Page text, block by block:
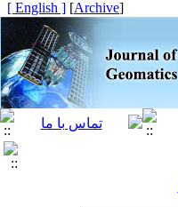
[
Archive
]
[ English ]